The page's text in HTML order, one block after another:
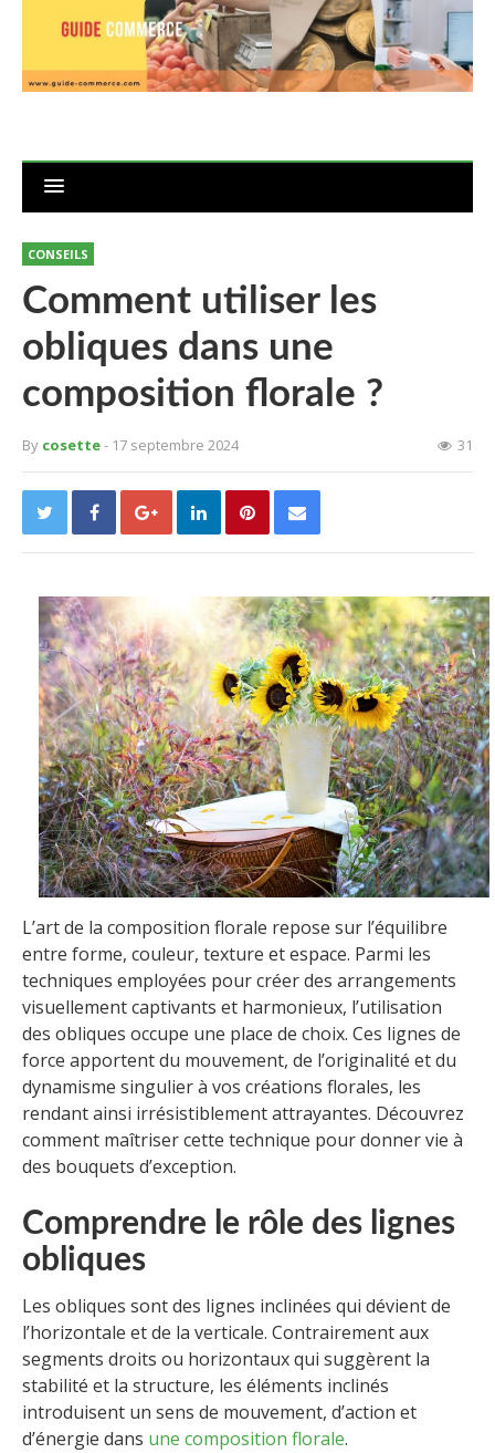
CONSEILS
Comment utiliser les
obliques dans une
composition florale ?
By cosette- 17 septembre 2024 31
L’art de la composition florale repose sur l’équilibre
entre forme, couleur, texture et espace. Parmi les
techniques employées pour créer des arrangements
visuellement captivants et harmonieux, l’utilisation
des obliques occupe une place de choix. Ces lignes de
force apportent du mouvement, de l’originalité et du
dynamisme singulier à vos créations florales, les
rendant ainsi irrésistiblement attrayantes. Découvrez
comment maîtriser cette technique pour donner vie à
des bouquets d’exception.
Comprendre le rôle des lignes
obliques
Les obliques sont des lignes inclinées qui dévient de
l’horizontale et de la verticale. Contrairement aux
segments droits ou horizontaux qui suggèrent la
stabilité et la structure, les éléments inclinés
introduisent un sens de mouvement, d’action et
d’énergie dans une composition florale.